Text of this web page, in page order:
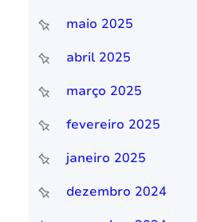
maio 2025
abril 2025
março 2025
fevereiro 2025
janeiro 2025
dezembro 2024